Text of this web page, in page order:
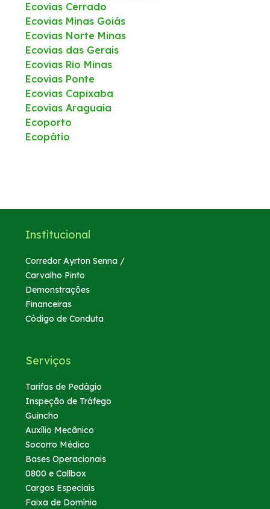
Ecovias Cerrado
Ecovias Minas Goiás
Ecovias Norte Minas
Ecovias das Gerais
Ecovias Rio Minas
Ecovias Ponte
Ecovias Capixaba
Ecovias Araguaia
Ecoporto
Ecopátio
Institucional
Corredor Ayrton Senna /
Carvalho Pinto
Demonstrações
Financeiras
Código de Conduta
Serviços
Tarifas de Pedágio
Inspeção de Tráfego
Guincho
Auxílio Mecânico
Socorro Médico
Bases Operacionais
0800 e Callbox
Cargas Especiais
Faixa de Domínio